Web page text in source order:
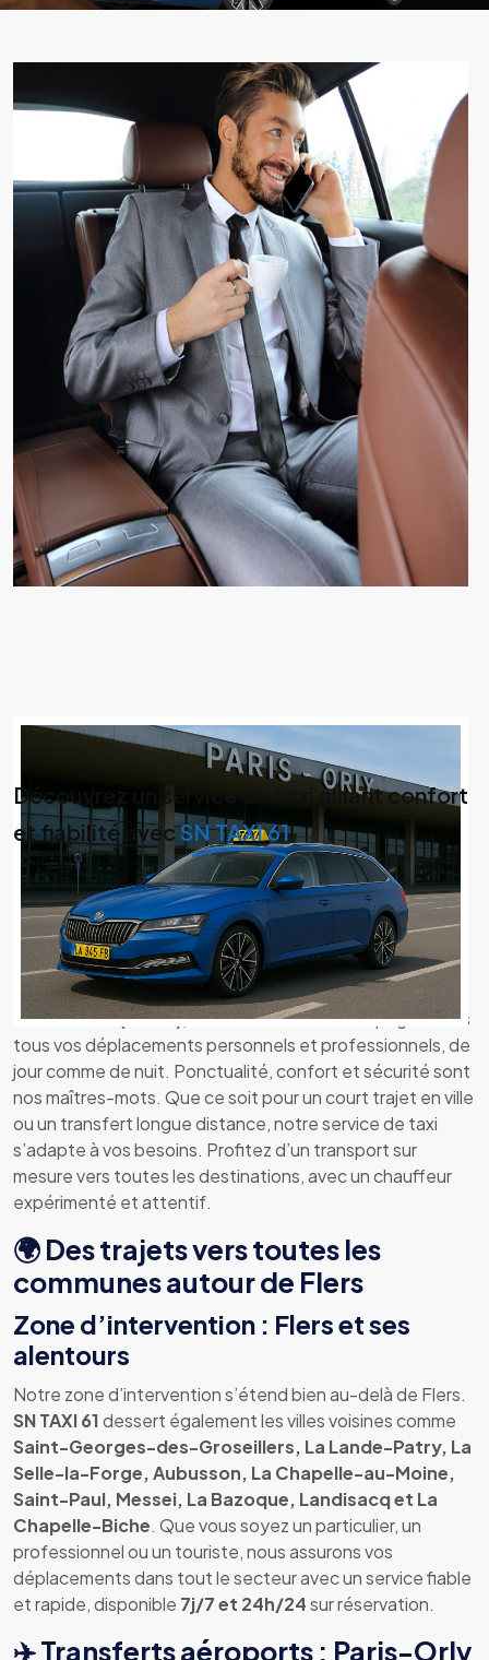
Découvrez un service de taxi alliant confort
et fiabilité avecSN TAXI 61
🚖 SN TAXI 61 – Votre chauffeur de
confiance à Flers et dans l’Orne
Basé à Flers : ponctualité, confort et
sécurité
Basé àFlers (61100),SN TAXI 61vous accompagne dans
tous vos déplacements personnels et professionnels, de
jour comme de nuit. Ponctualité, confort et sécurité sont
nos maîtres-mots. Que ce soit pour un court trajet en ville
ou un transfert longue distance, notre service de taxi
s’adapte à vos besoins. Profitez d’un transport sur
mesure vers toutes les destinations, avec un chauffeur
expérimenté et attentif.
🌍 Des trajets vers toutes les
communes autour de Flers
Zone d’intervention : Flers et ses
alentours
Notre zone d’intervention s’étend bien au-delà de Flers.
SN TAXI 61dessert également les villes voisines comme
Saint-Georges-des-Groseillers, La Lande-Patry, La
Selle-la-Forge, Aubusson, La Chapelle-au-Moine,
Saint-Paul, Messei, La Bazoque, Landisacq et La
Chapelle-Biche. Que vous soyez un particulier, un
professionnel ou un touriste, nous assurons vos
déplacements dans tout le secteur avec un service fiable
et rapide, disponible 7j/7 et 24h/24sur réservation.
✈️ Transferts aéroports : Paris-Orly